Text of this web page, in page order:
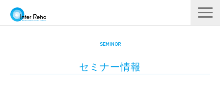
展示会・学会
SEMINOR
セミナー情報